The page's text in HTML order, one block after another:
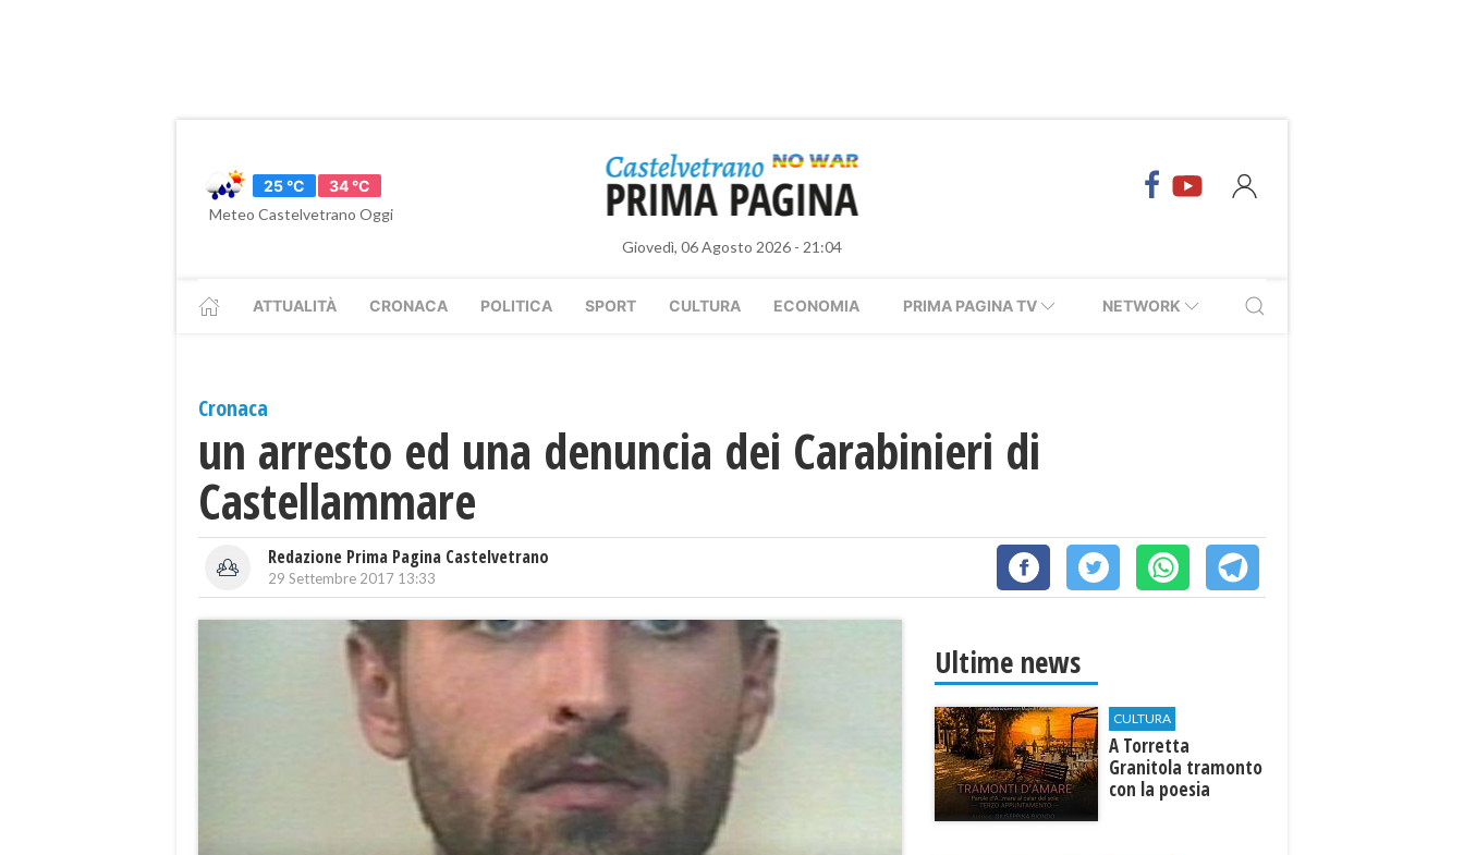
25 °C
34 °C
Meteo Castelvetrano Oggi
Giovedì, 06 Agosto 2026 - 21:04
ATTUALITÀ CRONACA POLITICA SPORT CULTURA ECONOMIA PRIMA PAGINA TV NETWORK
Cronaca
un arresto ed una denuncia dei Carabinieri di
Castellammare
Redazione Prima Pagina Castelvetrano
29 Settembre 2017 13:33
Ultime news
CULTURA
​A Torretta
Granitola tramonto
con la poesia